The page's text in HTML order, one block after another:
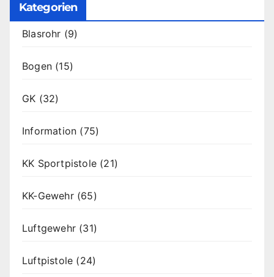
Kategorien
Blasrohr (9)
Bogen (15)
GK (32)
Information (75)
KK Sportpistole (21)
KK-Gewehr(65)
Luftgewehr (31)
Luftpistole (24)